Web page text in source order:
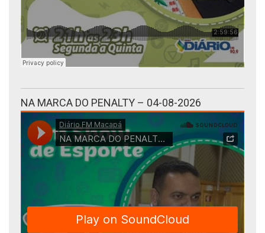
NA MARCA DO PENALTY – 04-08-2026